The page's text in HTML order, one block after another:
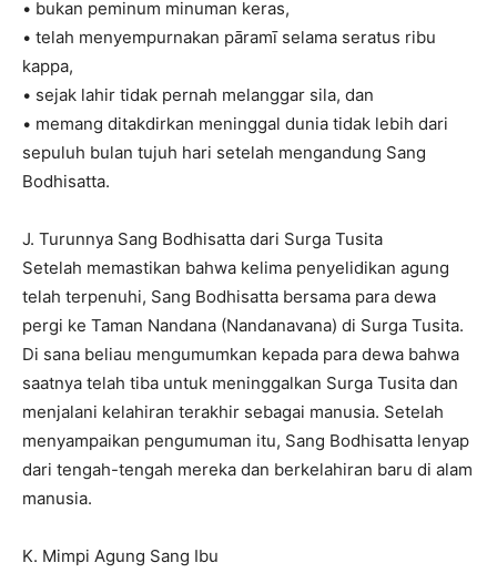
• bukan peminum minuman keras,
• telah menyempurnakan pāramī selama seratus ribu
kappa,
• sejak lahir tidak pernah melanggar sila, dan
• memang ditakdirkan meninggal dunia tidak lebih dari
sepuluh bulan tujuh hari setelah mengandung Sang
Bodhisatta.
J. Turunnya Sang Bodhisatta dari Surga Tusita
Setelah memastikan bahwa kelima penyelidikan agung
telah terpenuhi, Sang Bodhisatta bersama para dewa
pergi ke Taman Nandana (Nandanavana) di Surga Tusita.
Di sana beliau mengumumkan kepada para dewa bahwa
saatnya telah tiba untuk meninggalkan Surga Tusita dan
menjalani kelahiran terakhir sebagai manusia. Setelah
menyampaikan pengumuman itu, Sang Bodhisatta lenyap
dari tengah-tengah mereka dan berkelahiran baru di alam
manusia.
K. Mimpi Agung Sang Ibu